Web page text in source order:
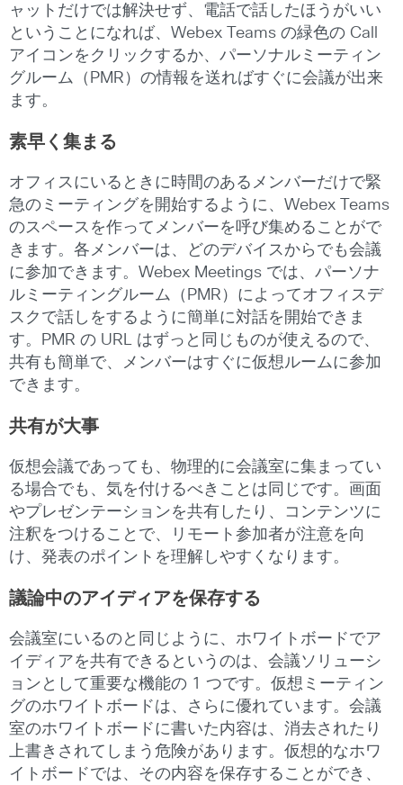
ャットだけでは解決せず、電話で話したほうがいい
ということになれば、Webex Teams の緑色の Call
アイコンをクリックするか、パーソナルミーティン
グルーム（PMR）の情報を送ればすぐに会議が出来
ます。
素早く集まる
オフィスにいるときに時間のあるメンバーだけで緊
急のミーティングを開始するように、Webex Teams
のスペースを作ってメンバーを呼び集めることがで
きます。各メンバーは、どのデバイスからでも会議
に参加できます。Webex Meetings では、パーソナ
ルミーティングルーム（PMR）によってオフィスデ
スクで話しをするように簡単に対話を開始できま
す。PMR の URL はずっと同じものが使えるので、
共有も簡単で、メンバーはすぐに仮想ルームに参加
できます。
共有が大事
仮想会議であっても、物理的に会議室に集まってい
る場合でも、気を付けるべきことは同じです。画面
やプレゼンテーションを共有したり、コンテンツに
注釈をつけることで、リモート参加者が注意を向
け、発表のポイントを理解しやすくなります。
議論中のアイディアを保存する
会議室にいるのと同じように、ホワイトボードでア
イディアを共有できるというのは、会議ソリューシ
ョンとして重要な機能の 1 つです。仮想ミーティン
グのホワイトボードは、さらに優れています。会議
室のホワイトボードに書いた内容は、消去されたり
上書きされてしまう危険があります。仮想的なホワ
イトボードでは、その内容を保存することができ、